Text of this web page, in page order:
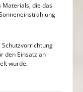
Materials, die das
den Einsatz an
wurde.